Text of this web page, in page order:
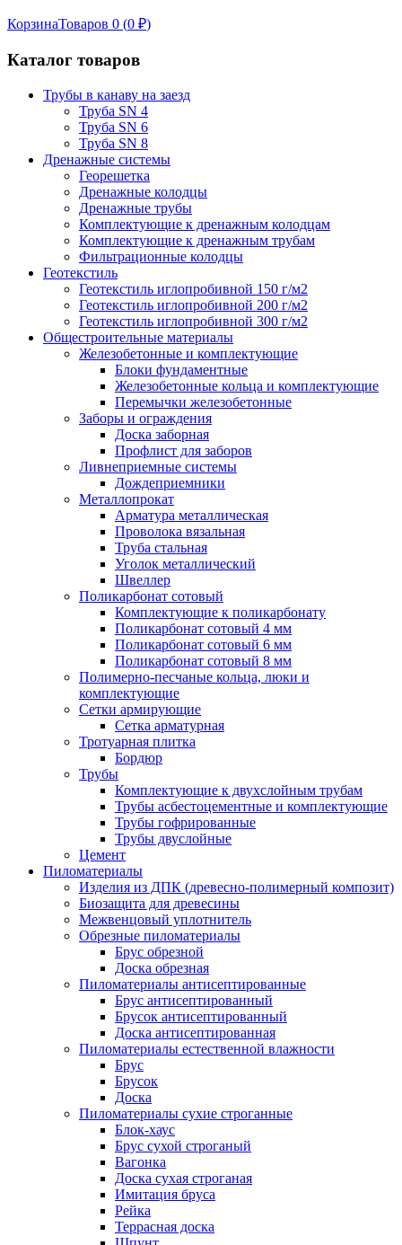
КорзинаТоваров 0 (0 ₽)
Каталог товаров
Трубы в канаву на заезд
Труба SN 4
Труба SN 6
Труба SN 8
Дренажные системы
Георешетка
Дренажные колодцы
Дренажные трубы
Комплектующие к дренажным колодцам
Комплектующие к дренажным трубам
Фильтрационные колодцы
Геотекстиль
Геотекстиль иглопробивной 150 г/м2
Геотекстиль иглопробивной 200 г/м2
Геотекстиль иглопробивной 300 г/м2
Общестроительные материалы
Железобетонные и комплектующие
Блоки фундаментные
Железобетонные кольца и комплектующие
Перемычки железобетонные
Заборы и ограждения
Доска заборная
Профлист для заборов
Ливнеприемные системы
Дождеприемники
Металлопрокат
Арматура металлическая
Проволока вязальная
Труба стальная
Уголок металлический
Швеллер
Поликарбонат сотовый
Комплектующие к поликарбонату
Поликарбонат сотовый 4 мм
Поликарбонат сотовый 6 мм
Поликарбонат сотовый 8 мм
Полимерно-песчаные кольца, люки и
комплектующие
Сетки армирующие
Сетка арматурная
Тротуарная плитка
Бордюр
Трубы
Комплектующие к двухслойным трубам
Трубы асбестоцементные и комплектующие
Трубы гофрированные
Трубы двуслойные
Цемент
Пиломатериалы
Изделия из ДПК (древесно-полимерный композит)
Биозащита для древесины
Межвенцовый уплотнитель
Обрезные пиломатериалы
Брус обрезной
Доска обрезная
Пиломатериалы антисептированные
Брус антисептированный
Брусок антисептированный
Доска антисептированная
Пиломатериалы естественной влажности
Брус
Брусок
Доска
Пиломатериалы сухие строганные
Блок-хаус
Брус сухой строганый
Вагонка
Доска сухая строганая
Имитация бруса
Рейка
Террасная доска